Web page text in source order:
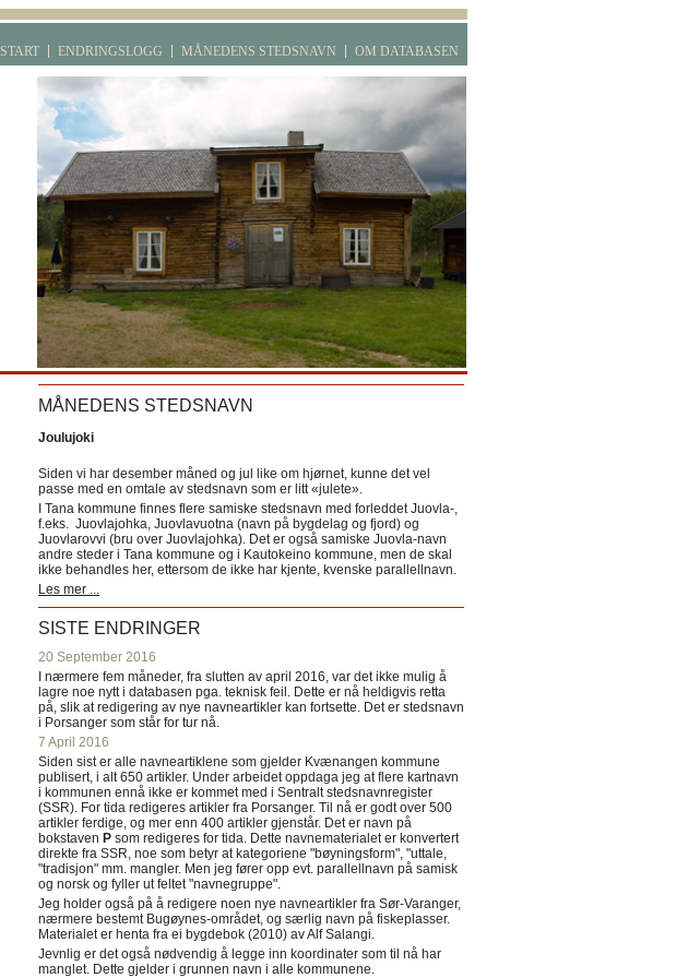
START ENDRINGSLOGG MÅNEDENS STEDSNAVN OM DATABASEN
MÅNEDENS STEDSNAVN
Joulujoki
Siden vi har desember måned og jul like om hjørnet, kunne det vel
passe med en omtale av stedsnavn som er litt «julete».
I Tana kommune finnes flere samiske stedsnavn med forleddet Juovla-,
f.eks. Juovlajohka, Juovlavuotna (navn på bygdelag og fjord) og
Juovlarovvi (bru over Juovlajohka). Det er også samiske Juovla-navn
andre steder i Tana kommune og i Kautokeino kommune, men de skal
ikke behandles her, ettersom de ikke har kjente, kvenske parallellnavn.
Les mer ...
SISTE ENDRINGER
20 September 2016
I nærmere fem måneder, fra slutten av april 2016, var det ikke mulig å
lagre noe nytt i databasen pga. teknisk feil. Dette er nå heldigvis retta
på, slik at redigering av nye navneartikler kan fortsette. Det er stedsnavn
i Porsanger som står for tur nå.
7 April 2016
Siden sist er alle navneartiklene som gjelder Kvænangen kommune
publisert, i alt 650 artikler. Under arbeidet oppdaga jeg at flere kartnavn
i kommunen ennå ikke er kommet med i Sentralt stedsnavnregister
(SSR). For tida redigeres artikler fra Porsanger. Til nå er godt over 500
artikler ferdige, og mer enn 400 artikler gjenstår. Det er navn på
bokstaven P som redigeres for tida. Dette navnematerialet er konvertert
direkte fra SSR, noe som betyr at kategoriene "bøyningsform", "uttale,
"tradisjon" mm. mangler. Men jeg fører opp evt. parallellnavn på samisk
og norsk og fyller ut feltet "navnegruppe".
Jeg holder også på å redigere noen nye navneartikler fra Sør-Varanger,
nærmere bestemt Bugøynes-området, og særlig navn på fiskeplasser.
Materialet er henta fra ei bygdebok (2010) av Alf Salangi.
Jevnlig er det også nødvendig å legge inn koordinater som til nå har
manglet. Dette gjelder i grunnen navn i alle kommunene.